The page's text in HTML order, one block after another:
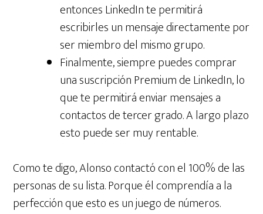
entonces LinkedIn te permitirá
escribirles un mensaje directamente por
ser miembro del mismo grupo.
Finalmente, siempre puedes comprar
una suscripción Premium de LinkedIn, lo
que te permitirá enviar mensajes a
contactos de tercer grado. A largo plazo
esto puede ser muy rentable.
Como te digo, Alonso contactó con el 100% de las
personas de su lista. Porque él comprendía a la
perfección que esto es un juego de números.